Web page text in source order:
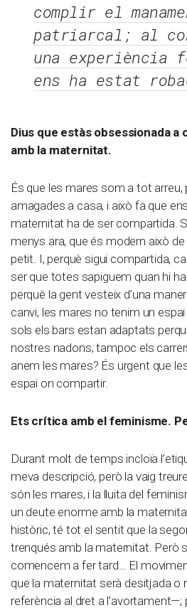
complir el
patriarcal; al
una experiència
ens ha estat
Dius que estàs obsessionada a
amb la maternitat.
És que les mares som a tot arreu,
amagades a casa, i això fa que
maternitat ha de ser compartida.
menys ara, que és modern això
petit. I, perquè sigui compartida,
ser que totes sapiguem quan hi
perquè la gent vesteix d’una
canvi, les mares no tenim un
sols els bars estan adaptats
nostres nadons; tampoc els
anem les mares? És urgent que
espai on compartir.
Ets crítica amb el feminisme.
Durant molt de temps incloïa
meva descripció, però la vaig
són les mares, i la lluita del
un deute enorme amb la
històric, té tot el sentit que la
trenqués amb la maternitat. Però
comencem a fer tard… El
que la maternitat serà desitjada o
referència al dret a l’avortament—;